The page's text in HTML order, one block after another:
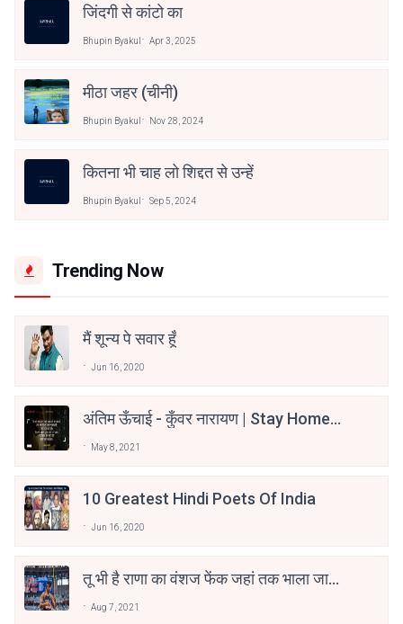
जिंदगी से कांटो का
Bhupin Byakul Apr 3, 2025
मीठा जहर (चीनी)
Bhupin Byakul Nov 28, 2024
कितना भी चाह लो शिद्दत से उन्हें
Bhupin Byakul Sep 5, 2024
Trending Now
मैं शून्य पे सवार हूँ
Jun 16, 2020
अंतिम ऊँचाई - कुँवर नारायण | Stay Home
May 8, 2021
10 Greatest Hindi Poets Of India
Jun 16, 2020
तू भी है राणा का वंशज फेंक जहां तक भाला जाए:
Aug 7, 2021